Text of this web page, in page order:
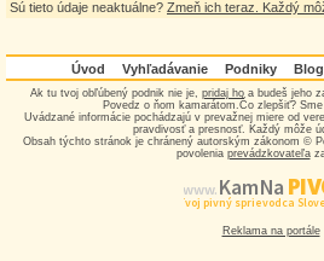
Sú tieto údaje neaktuálne? Zmeň ich teraz. Každý
Úvod Vyhľadávanie Podniky Blog
Ak tu tvoj obľúbený podnik nie je, pridaj ho a budeš jeho
Povedz o ňom kamarátom.Čo zlepšiť?
Uvádzané informácie pochádzajú v prevažnej miere od
pravdivosť a presnosť. Každý môže
Obsah týchto stránok je chránený autorským zákonom ©
povolenia prevádzkovateľa
www.Kam Na
Tvoj pivný sprievodca
Reklama na portále